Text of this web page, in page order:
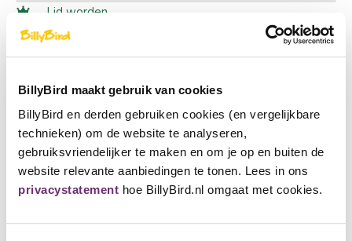
BillyBird maakt gebruik van cookies
BillyBird en derden gebruiken cookies (en vergelijkbare
technieken) om de website te analyseren,
gebruiksvriendelijker te maken en om je op en buiten de
website relevante aanbiedingen te tonen. Lees in ons
privacystatement hoe BillyBird.nl omgaat met cookies.
Lid worden
Inloggen
Taal kiezen
Nederlands
English
Deutsch
Partner worden
Plaats een beoordeling
Schrijf een review voor deze pagina.
Snel naar
Alle partnerbedrijven
Leuke Extra's
Win prijzen